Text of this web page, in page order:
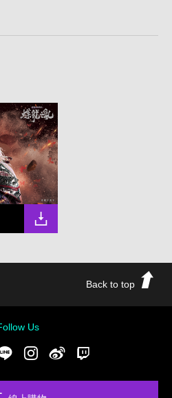
Back to top
Us
LINE Instgram新浪微博